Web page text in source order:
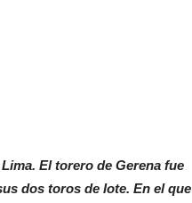
El torero de Gerena fue
dos toros de lote. En el que